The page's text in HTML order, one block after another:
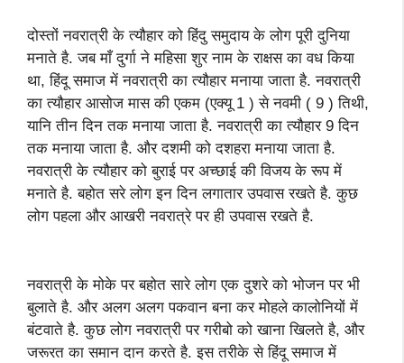
दोस्तों नवरात्री के त्यौहार को हिंदु समुदाय के लोग पूरी दुनिया
मनाते है. जब माँ दुर्गा ने महिसा शुर नाम के राक्षस का वध किया
था, हिंदू समाज में नवरात्री का त्यौहार मनाया जाता है. नवरात्री
का त्यौहार आसोज मास की एकम (एक्यू 1 ) से नवमी ( 9 ) तिथी,
यानि तीन दिन तक मनाया जाता है. नवरात्री का त्यौहार 9 दिन
तक मनाया जाता है. और दशमी को दशहरा मनाया जाता है.
नवरात्री के त्यौहार को बुराई पर अच्छाई की विजय के रूप में
मनाते है. बहोत सरे लोग इन दिन लगातार उपवास रखते है. कुछ
लोग पहला और आखरी नवरात्रे पर ही उपवास रखते है.
नवरात्री के मोके पर बहोत सारे लोग एक दुशरे को भोजन पर भी
बुलाते है. और अलग अलग पकवान बना कर मोहले कालोनियों में
बंटवाते है. कुछ लोग नवरात्री पर गरीबो को खाना खिलते है, और
जरूरत का समान दान करते है. इस तरीके से हिंदू समाज में